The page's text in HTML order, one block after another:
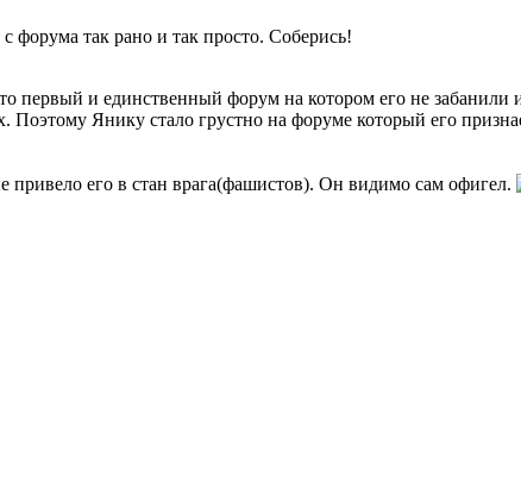
так рано и так просто. Соберись!
первый и единственный форум на котором его не забанили
Поэтому Янику стало грустно на форуме который его
его в стан врага(фашистов). Он видимо сам офигел.